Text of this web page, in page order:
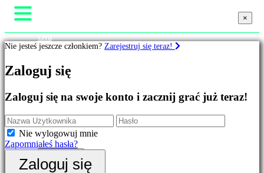
Wyróżnione
Nowe
gry
Free
to
Play
Kategorie
Gra
Rozgrywka
Wiadomości
Media
Wsparcie
Sklep
Zarejestruj się
×
Nie jesteś jeszcze członkiem? Zarejestruj się teraz!
Zaloguj się
Zaloguj się na swoje konto i zacznij grać już teraz!
Nie wylogowuj mnie
Zapomniałeś hasła?
Zaloguj się
×
×